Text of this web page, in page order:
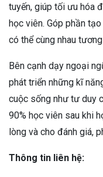
tuyến, giúp tối ưu hóa
học viên. Góp phần
có thể cùng nhau
Bên cạnh dạy ngoại
phát triển những kĩ
cuộc sống như tư duy
90% học viên sau khi
lòng và cho đánh giá,
Thông tin liên hệ: